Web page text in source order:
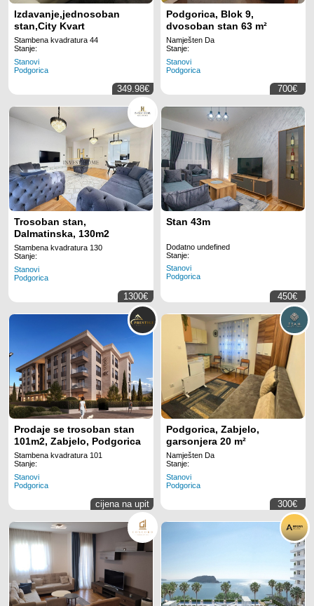
Izdavanje,jednosoban
stan,City Kvart
Stambena kvadratura 44
Stanje:
Stanovi
Podgorica
349.98€
Podgorica, Blok 9,
dvosoban stan 63 m²
Namješten Da
Stanje:
Stanovi
Podgorica
700€
Trosoban stan,
Dalmatinska, 130m2
Stambena kvadratura 130
Stanje:
Stanovi
Podgorica
1300€
Stan 43m
Dodatno undefined
Stanje:
Stanovi
Podgorica
450€
Prodaje se trosoban stan
101m2, Zabjelo, Podgorica
Stambena kvadratura 101
Stanje:
Stanovi
Podgorica
cijena na upit
Podgorica, Zabjelo,
garsonjera 20 m²
Namješten Da
Stanje:
Stanovi
Podgorica
300€